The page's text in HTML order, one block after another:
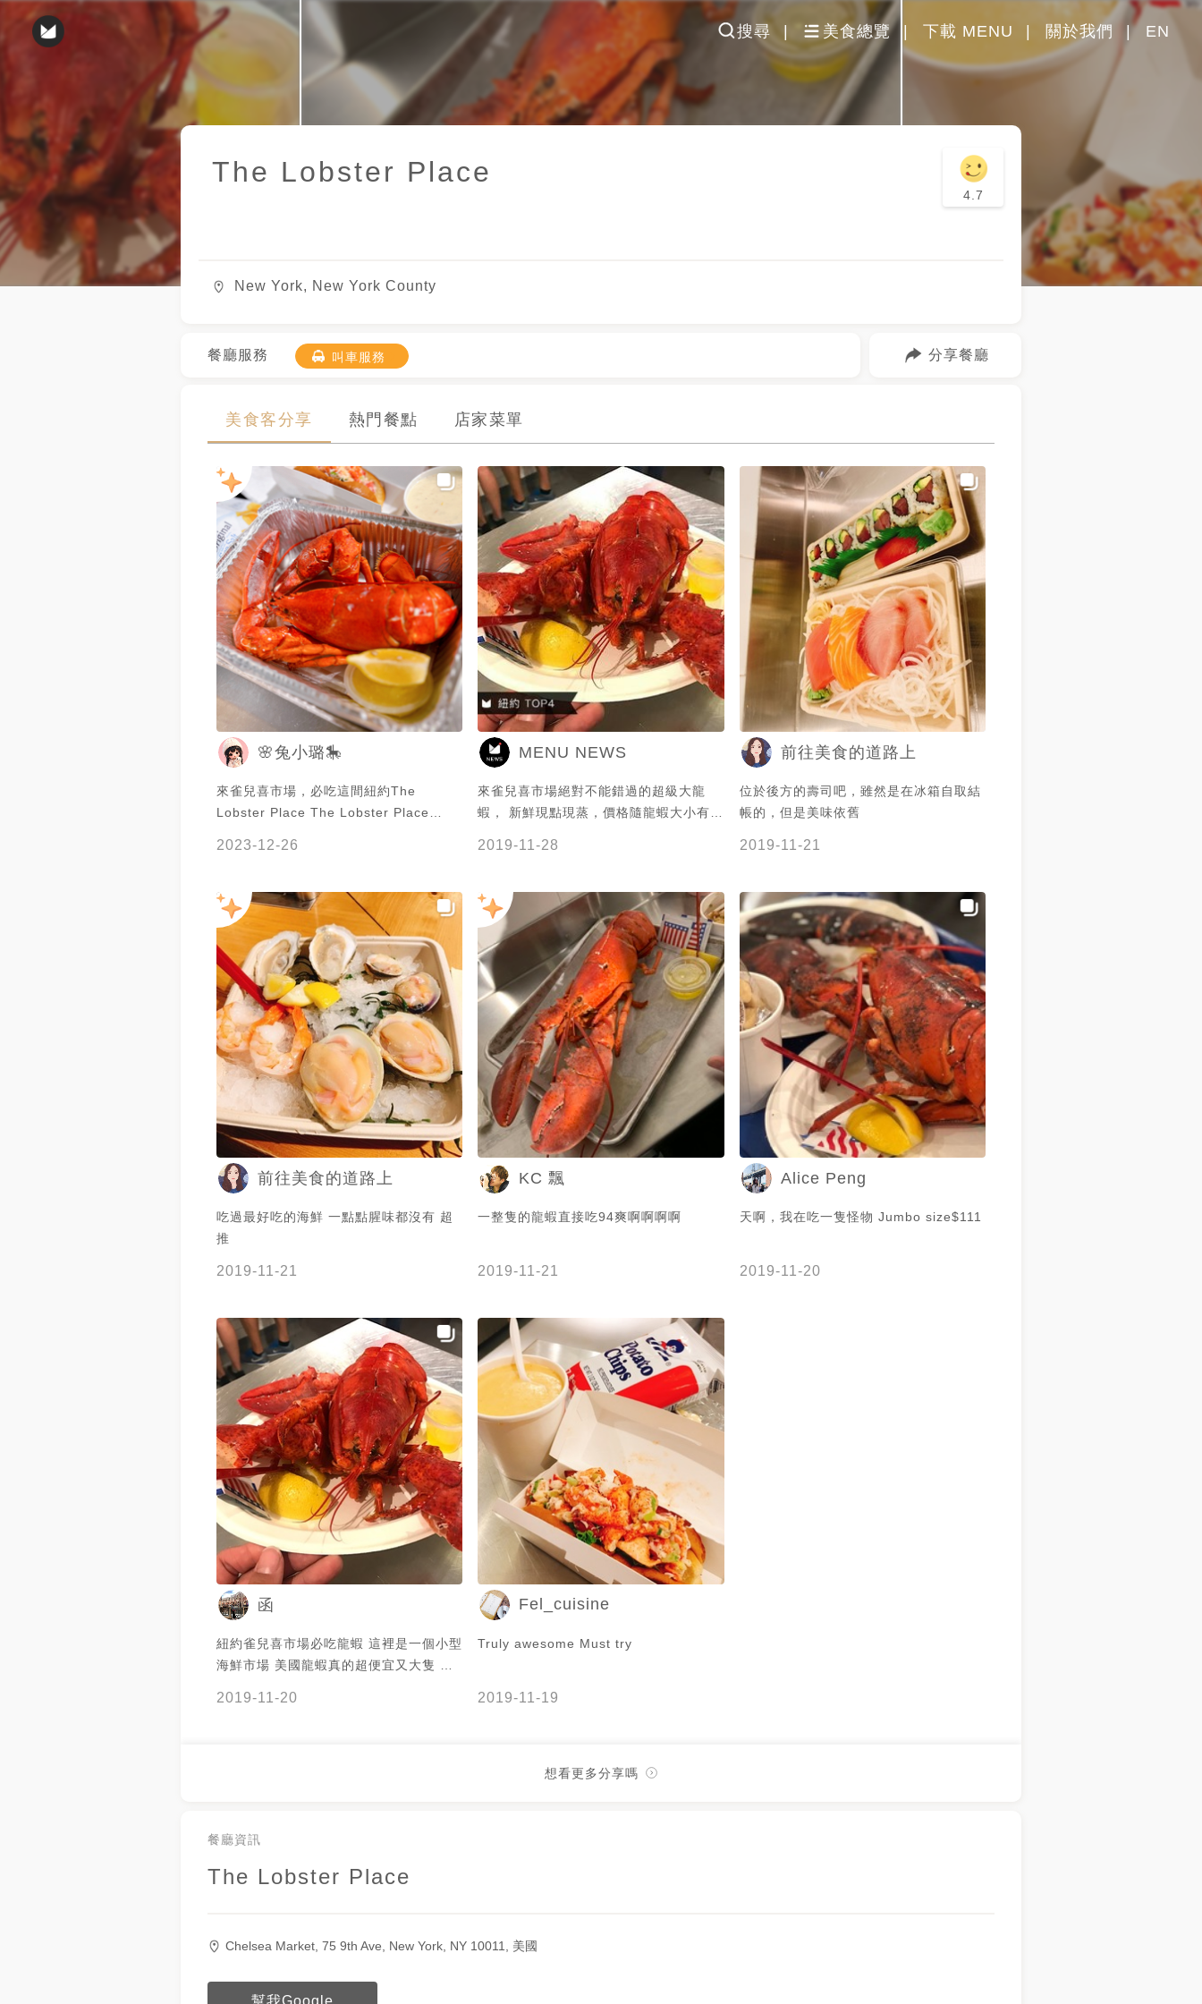
搜尋 美食總覽 下載 MENU 關於我們 EN
The Lobster Place
4.7
New York, New York County
餐廳服務 叫車服務 分享餐廳
美食客分享 熱門餐點 店家菜單
🌸兔小璐🎠
來雀兒喜市場，必吃這間紐約The
Lobster Place The Lobster Place
必吃的餐廳之一 🔖 MAINE LOBSTER
ROL 緬因州龍蝦堡，微酸微鹹的鮮味好
特別，很清爽的口味 蝦肉口感紮實每一口
都很滿足!! 🔖 LOBSTER BISQUE 有提
供一包麵包酥，可惜沒什麼龍蝦味，冷冷
的天氣想來碗熱湯取暖 🔖 PEEL-N-EAT
SHRIMP 水煮龍蝦有提供檸檬跟奶油醬
有處理過所以吃起來非常方便，蝦肉紮實
鮮嫩，不用調味料就很美味 好奇沾了一下
奶油醬...沒想到變得好膩口，還是原味的
龍蝦最好吃 - 🌸 MAINE LOBSTER
ROLL USD 23.00 🌸 LOBSTER
BISQUE USD 11 🌸 PEEL-N-EAT
SHRIMP USD 16.00 - 🔖 Lobster
10011 ⏰ 11:00-21:00 ☎️ (212) 255-
5672 - 【美國-New York】紐約雀兒喜
必吃美食 Chelsea Market │ The
- #紐約 #紐約自由行 #紐約美食
#yummyfood #foodstagram
#instafood #eeeeeats #popoaliy #吃
貨 #foodpics #foodstyling #相機食先 #
美食 #foodpics #4foodieforfoodie
#foodie #popdaily #howsayhow
#howsaylove #america #cafe
#popyummy #yummyfood
#foodphotography #popyummy #drink
#dessert #girlstalk美食 #girltalk打卡
#tagsis #NewYorkcity #newyork
2023-12-26
MENU NEWS
來雀兒喜市場絕對不能錯過的超級大龍
蝦， 新鮮現點現蒸，價格隨龍蝦大小有所
@函 分享的美食照💛分享的美食照很多
元，從小吃到餐廳通通有，懂吃喔！
2019-11-28
前往美食的道路上
位於後方的壽司吧，雖然是在冰箱自取結
帳的，但是美味依舊
2019-11-21
前往美食的道路上
吃過最好吃的海鮮 一點點腥味都沒有 超
推
2019-11-21
KC 飄
一整隻的龍蝦直接吃94爽啊啊啊啊
2019-11-21
Alice Peng
天啊，我在吃一隻怪物 Jumbo size$111
2019-11-20
函
紐約雀兒喜市場必吃龍蝦 這裡是一個小型
海鮮市場 美國龍蝦真的超便宜又大隻 如
2019-11-20
Fel_cuisine
Truly awesome Must try
2019-11-19
想看更多分享嗎
餐廳資訊
The Lobster Place
Chelsea Market, 75 9th Ave, New York, NY 10011, 美國
幫我Google